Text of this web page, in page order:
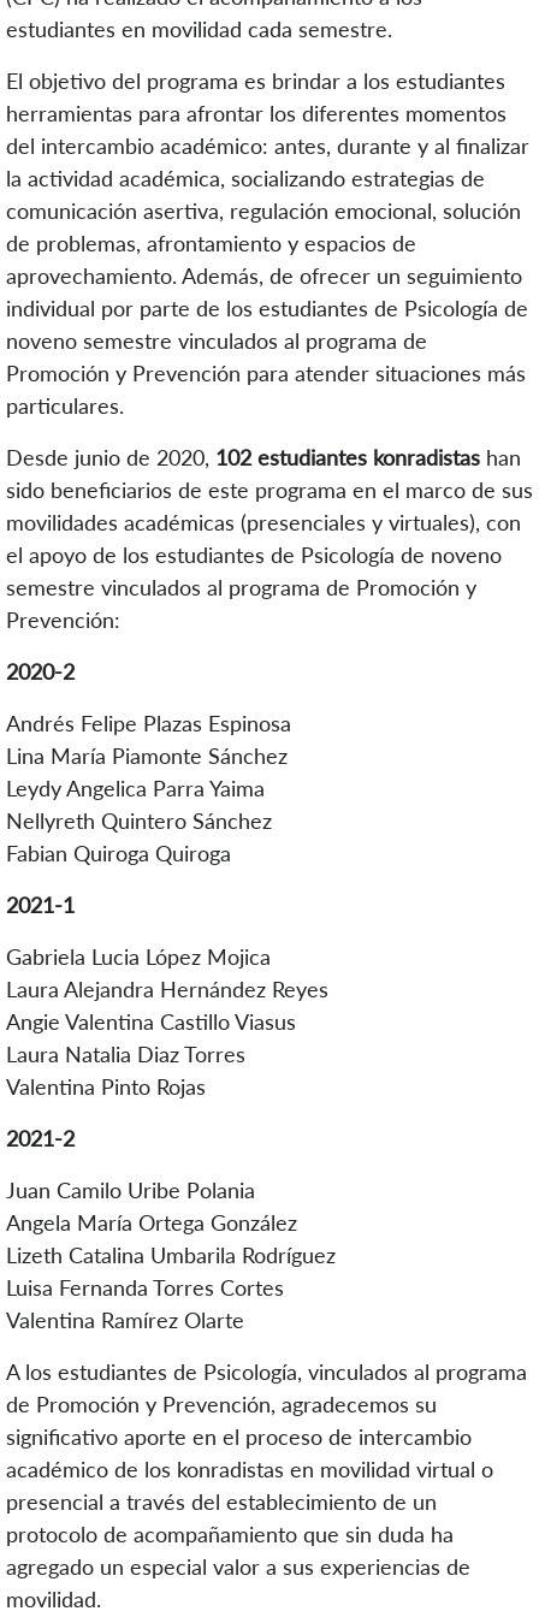
estudiantes en movilidad cada semestre.
El objetivo del programa es brindar a los estudiantes
herramientas para afrontar los diferentes momentos
del intercambio académico: antes, durante y al finalizar
la actividad académica, socializando estrategias de
comunicación asertiva, regulación emocional, solución
de problemas, afrontamiento y espacios de
aprovechamiento. Además, de ofrecer un seguimiento
individual por parte de los estudiantes de Psicología de
noveno semestre vinculados al programa de
Promoción y Prevención para atender situaciones más
particulares.
Desde junio de 2020, 102 estudiantes konradistas han
sido beneficiarios de este programa en el marco de sus
movilidades académicas (presenciales y virtuales), con
el apoyo de los estudiantes de Psicología de noveno
semestre vinculados al programa de Promoción y
Prevención:
2020-2
Andrés Felipe Plazas Espinosa
Lina María Piamonte Sánchez
Leydy Angelica Parra Yaima
Nellyreth Quintero Sánchez
Fabian Quiroga Quiroga
2021-1
Gabriela Lucia López Mojica
Laura Alejandra Hernández Reyes
Angie Valentina Castillo Viasus
Laura Natalia Diaz Torres
Valentina Pinto Rojas
2021-2
Juan Camilo Uribe Polania
Angela María Ortega González
Lizeth Catalina Umbarila Rodríguez
Luisa Fernanda Torres Cortes
Valentina Ramírez Olarte
A los estudiantes de Psicología, vinculados al programa
de Promoción y Prevención, agradecemos su
significativo aporte en el proceso de intercambio
académico de los konradistas en movilidad virtual o
presencial a través del establecimiento de un
protocolo de acompañamiento que sin duda ha
agregado un especial valor a sus experiencias de
movilidad.